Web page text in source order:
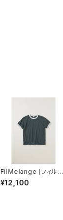
FilMelange (フィルメ
ランジェ) EMMA / エマ
VINTAGE TENJIKU
¥12,100